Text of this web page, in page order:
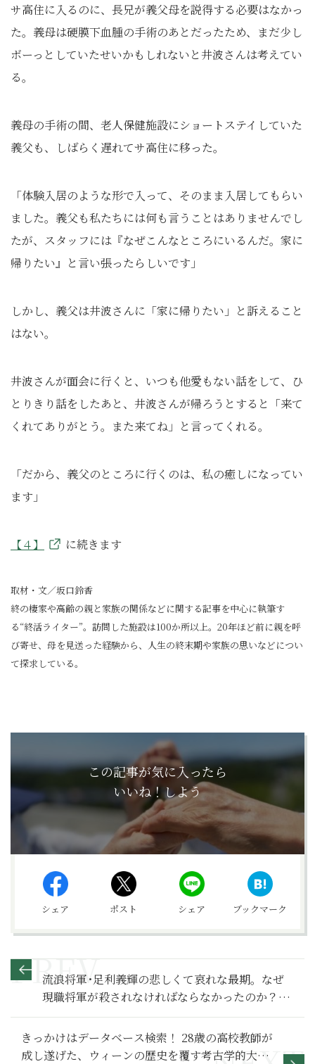
サ高住に入るのに、長兄が義父母を説得する必要はなかっ
た。義母は硬膜下血腫の手術のあとだったため、まだ少し
ボーっとしていたせいかもしれないと井波さんは考えてい
る。
義母の手術の間、老人保健施設にショートステイしていた
義父も、しばらく遅れてサ高住に移った。
「体験入居のような形で入って、そのまま入居してもらい
ました。義父も私たちには何も言うことはありませんでし
たが、スタッフには『なぜこんなところにいるんだ。家に
帰りたい』と言い張ったらしいです」
しかし、義父は井波さんに「家に帰りたい」と訴えること
はない。
井波さんが面会に行くと、いつも他愛もない話をして、ひ
とりきり話をしたあと、井波さんが帰ろうとすると「来て
くれてありがとう。また来てね」と言ってくれる。
「だから、義父のところに行くのは、私の癒しになってい
ます」
【４】 に続きます
取材・文／坂口鈴香
終の棲家や高齢の親と家族の関係などに関する記事を中心に執筆す
る“終活ライター”。訪問した施設は100か所以上。20年ほど前に親を呼
び寄せ、母を見送った経験から、人生の終末期や家族の思いなどについ
て探求している。
この記事が気に入ったら
いいね！しよう
シェア ポスト シェア ブックマーク
流浪将軍･足利義輝の悲しくて哀れな最期。なぜ
現職将軍が殺されなければならなかったのか？
【麒麟がくる 満喫リポート】
きっかけはデータベース検索！ 28歳の高校教師が
成し遂げた、ウィーンの歴史を覆す考古学的大発